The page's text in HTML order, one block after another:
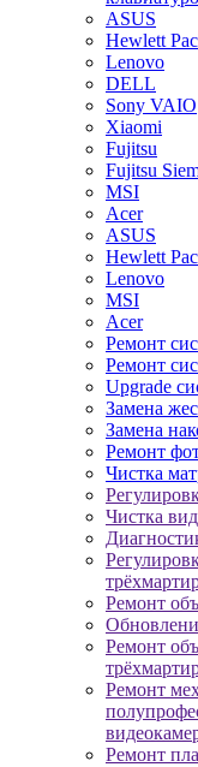
ASUS
Hewlett
Lenovo
DELL
Sony VAIO
Xiaomi
Fujitsu
Fujitsu
MSI
Acer
ASUS
Hewlett
Lenovo
MSI
Acer
Ремонт
Ремонт
Upgrade
Замена
Замена
Ремонт
Чистка
Чистка
Ремонт
Ремонт
Ремонт
Ремонт